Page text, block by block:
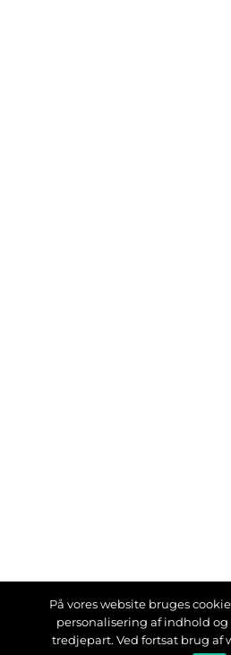
På vores website bruges
personalisering af indhold
tredjepart. Ved fortsat brug